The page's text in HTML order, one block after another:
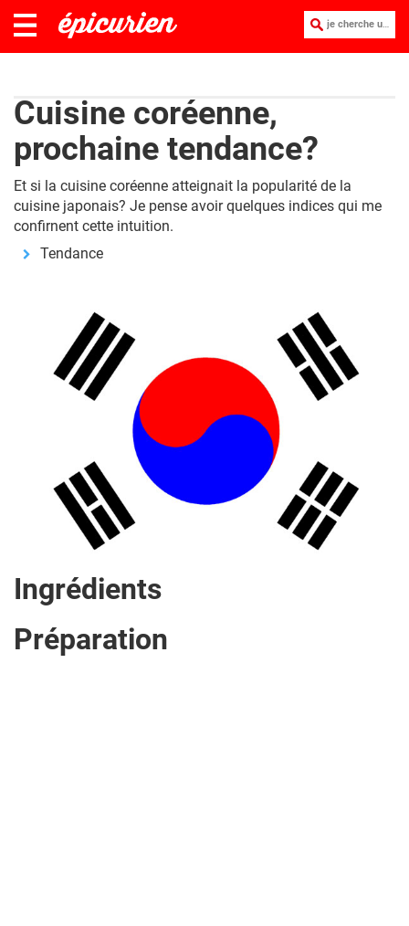
je cherche une recette :
Cuisine coréenne,
prochaine tendance?
Et si la cuisine coréenne atteignait la popularité de la
cuisine japonais? Je pense avoir quelques indices qui me
confirnent cette intuition.
Tendance
Ingrédients
Préparation